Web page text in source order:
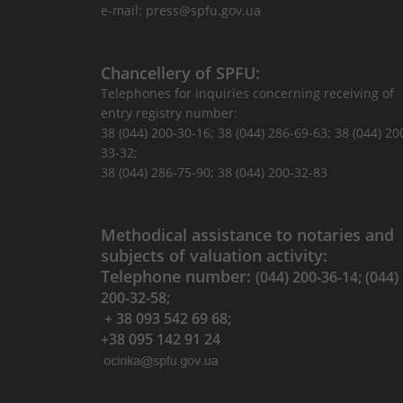
e-mail: press@spfu.gov.ua
Chancellery of SPFU:
Telephones for inquiries concerning receiving of
entry registry number:
38 (044) 200-30-16; 38 (044) 286-69-63; 38 (044)
33-32;
38 (044) 286-75-90; 38 (044) 200-32-83
Methodical assistance to notaries and
subjects of valuation activity:
Telephone number: (044) 200-36-14; (044)
200-32-58;
+ 38 093 542 69 68;
+38 095 142 91 24